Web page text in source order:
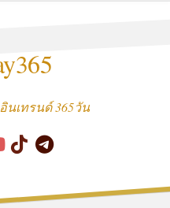
นเทรนด์ 365วัน